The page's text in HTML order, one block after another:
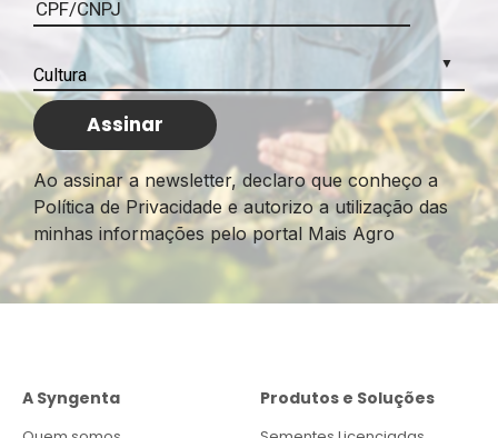
Ao assinar a newsletter, declaro que conheço a
Política de Privacidade e autorizo a utilização das
minhas informações pelo portal Mais Agro
A Syngenta Produtos e Soluções